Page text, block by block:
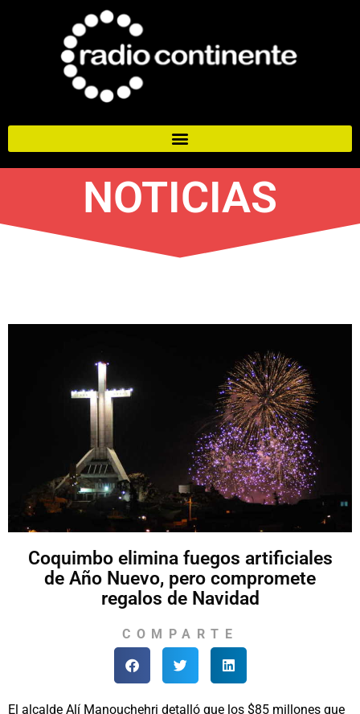
NOTICIAS
Coquimbo elimina fuegos artificiales
de Año Nuevo, pero compromete
regalos de Navidad
COMPARTE
El alcalde Alí Manouchehri detalló que los $85 millones que